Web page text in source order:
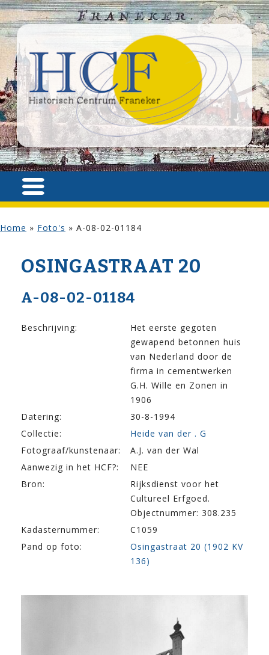
Home » Foto's » A-08-02-01184
OSINGA­STRAAT 20
A-08-02-01184
Beschrijving:
Het eerste gegoten
gewapend betonnen huis
van Nederland door de
firma in cementwerken
G.H. Wille en Zonen in
1906
Datering:
30-8-1994
Collectie:
Heide van der . G
Fotograaf/kunstenaar:
A.J. van der Wal
Aanwezig in het HCF?:
NEE
Bron:
Rijksdienst voor het
Cultureel Erfgoed.
Objectnummer: 308.235
Kadasternummer:
C1059
Pand op foto:
Osingastraat 20 (1902 KV
136)